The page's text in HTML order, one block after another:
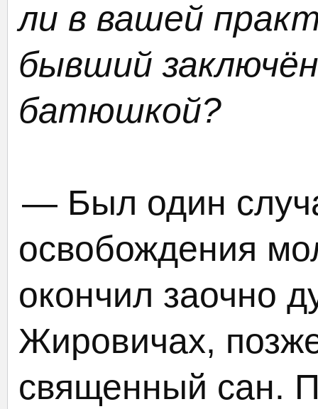
ли в вашей
бывший
батюшкой?
— Был один
освобождения
окончил заочно
Жировичах,
священный сан.